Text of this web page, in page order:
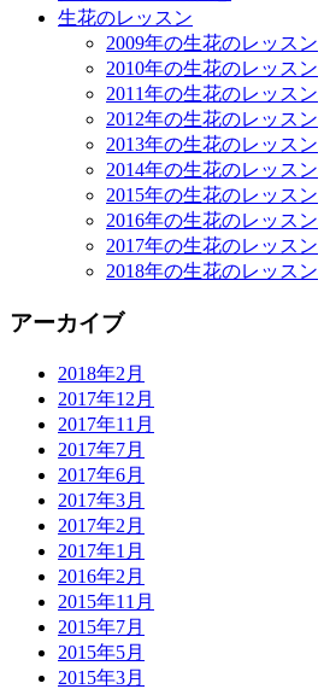
生花のレッスン
2009年の生花のレッスン
2010年の生花のレッスン
2011年の生花のレッスン
2012年の生花のレッスン
2013年の生花のレッスン
2014年の生花のレッスン
2015年の生花のレッスン
2016年の生花のレッスン
2017年の生花のレッスン
2018年の生花のレッスン
アーカイブ
2018年2月
2017年12月
2017年11月
2017年7月
2017年6月
2017年3月
2017年2月
2017年1月
2016年2月
2015年11月
2015年7月
2015年5月
2015年3月